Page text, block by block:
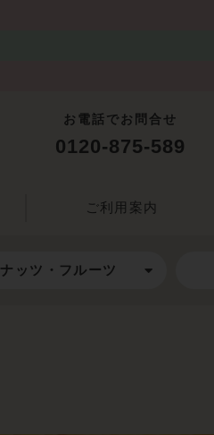
お電話でお問合せ
0120-875-589
ご利用案内
ナッツ・フルーツ